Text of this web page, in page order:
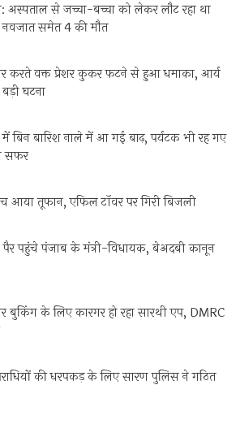
अस्पताल से जच्चा-बच्चा को लेकर लौट रहा था
नवजात समेत 4 की मौत
करते वक्त प्रेशर कुकर फटने से हुआ धमाका, आर्य
घटना
बिन बारिश नाले में आ गई बाढ़, पर्यटक भी रह गए
सफर
आया तूफान, एफिल टॉवर पर गिरी बिजली
पहुंचे पंजाब के मंत्री-विधायक, बेअदबी कानून
बुकिंग के लिए कारगर हो रहा सारथी एप, DMRC
की धरपकड़ के लिए सारण पुलिस ने गठित